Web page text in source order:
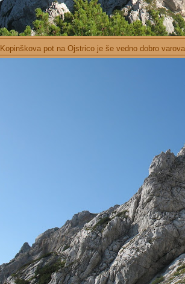
Kopinškova pot na Ojstrico je še vedno dobro